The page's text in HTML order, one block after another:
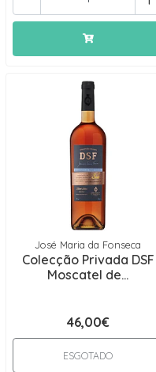
José Maria da Fonseca
Colecção Privada DSF
Moscatel de...
46,00€
ESGOTADO